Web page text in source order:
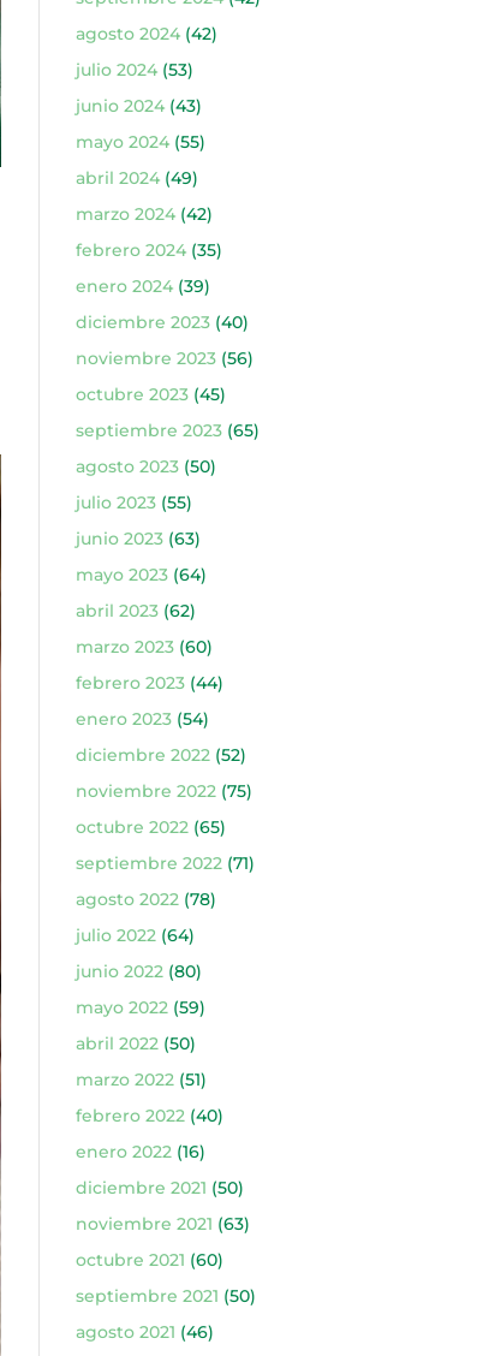
agosto 2024(42)
julio 2024(53)
junio 2024(43)
mayo 2024(55)
abril 2024(49)
marzo 2024(42)
febrero 2024(35)
enero 2024(39)
diciembre 2023(40)
noviembre 2023(56)
octubre 2023(45)
septiembre 2023(65)
agosto 2023(50)
julio 2023(55)
junio 2023(63)
mayo 2023(64)
abril 2023(62)
marzo 2023(60)
febrero 2023(44)
enero 2023(54)
diciembre 2022(52)
noviembre 2022(75)
octubre 2022(65)
septiembre 2022(71)
agosto 2022(78)
julio 2022(64)
junio 2022(80)
mayo 2022(59)
abril 2022(50)
marzo 2022(51)
febrero 2022(40)
enero 2022(16)
diciembre 2021 (50)
noviembre 2021 (63)
octubre 2021 (60)
septiembre 2021 (50)
agosto 2021 (46)